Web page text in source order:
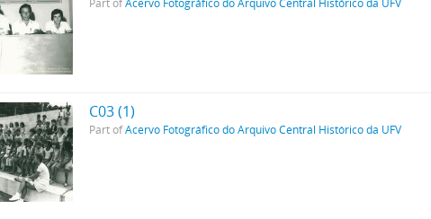
C03 (1)
Part ofAcervo Fotográfico do Arquivo Central Histórico da UFV